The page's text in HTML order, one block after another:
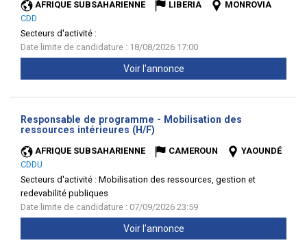
AFRIQUE SUBSAHARIENNE LIBERIA
MONROVIA
CDD
Secteurs d'activité :
Date limite de candidature : 18/08/2026 17:00
Voir l'annonce
Responsable de programme - Mobilisation des
ressources intérieures (H/F)
AFRIQUE SUBSAHARIENNE CAMEROUN
YAOUNDÉ
CDDU
Secteurs d'activité : Mobilisation des ressources, gestion et
redevabilité publiques
Date limite de candidature : 07/09/2026 23:59
Voir l'annonce